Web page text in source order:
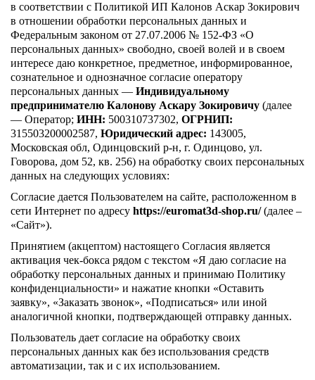
в соответствии с Политикой ИП Калонов Аскар Зокирович
в отношении обработки персональных данных и
Федеральным законом от 27.07.2006 № 152-ФЗ «О
персональных данных» свободно, своей волей и в своем
интересе даю конкретное, предметное, информированное,
сознательное и однозначное согласие оператору
персональных данных — Индивидуальному
предпринимателю Калонову Аскару Зокировичу (далее
— Оператор; ИНН: 500310737302, ОГРНИП:
315503200002587, Юридический адрес: 143005,
Московская обл, Одинцовский р-н, г. Одинцово, ул.
Говорова, дом 52, кв. 256) на обработку своих персональных
данных на следующих условиях:
Согласие дается Пользователем на сайте, расположенном в
сети Интернет по адресу https://euromat3d-shop.ru/(далее –
«Сайт»).
Принятием (акцептом) настоящего Согласия является
активация чек-бокса рядом с текстом «Я даю согласие на
обработку персональных данных и принимаю Политику
конфиденциальности» и нажатие кнопки «Оставить
заявку», «Заказать звонок», «Подписаться» или иной
аналогичной кнопки, подтверждающей отправку данных.
Пользователь дает согласие на обработку своих
персональных данных как без использования средств
автоматизации, так и с их использованием.